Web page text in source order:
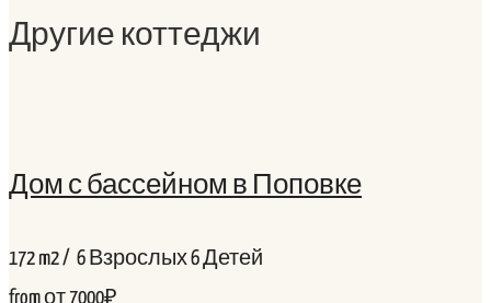
Другие коттеджи
Дом с бассейном в Поповке
172 m2/ 6 Взрослых6 Детей
fromот 7000₽